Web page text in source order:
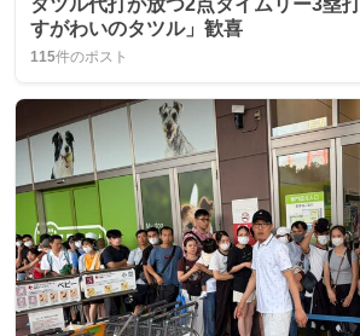
すがわいのタツル」歓喜
115件のポスト